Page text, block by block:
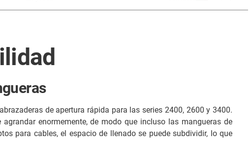
de apertura rápida para las series 2400, 2600 y 3400.
enormemente, de modo que incluso las mangueras de
para cables, el espacio de llenado se puede subdividir, lo que